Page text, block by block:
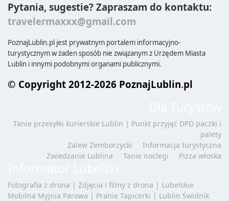
Pytania, sugestie? Zapraszam do kontaktu:
travelermaxxx@gmail.com
PoznajLublin.pl jest prywatnym portalem informacyjno-
turystycznym w żaden sposób nie związanym z Urzędem Miasta
Lublin i innymi podobnymi organami publicznymi.
© Copyright 2012-2026 PoznajLublin.pl
Tanie przesyłki kurierskie Lublin | Punkt przyjęć DPD paczki i
palety
Zalew Zemborzycki
Informacja turystyczna
Zwiedzanie Lublina
Tanie noclegi Pizza włoska
Fotografia z drona | Zdjęcia i filmy z drona | Lubelskie
Mobilna Myjnia Parowa | Pranie Tapicerki | Lublin Świdnik